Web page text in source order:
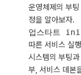
운영체제의 부
정을 알아보자.
업스타트
따른 서비스 실
시스템의 부팅
부, 서비스 데본